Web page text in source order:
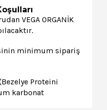
VEGA ORGANİK
minimum sipariş
Proteini
karbonat